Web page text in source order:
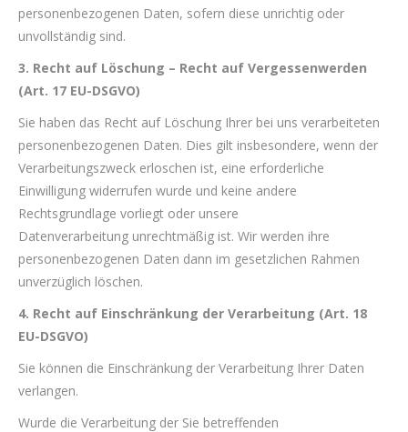
personenbezogenen Daten, sofern diese unrichtig oder
unvollständig sind.
3. Recht auf Löschung – Recht auf Vergessenwerden
(Art. 17 EU-DSGVO)
Sie haben das Recht auf Löschung Ihrer bei uns verarbeiteten
personenbezogenen Daten. Dies gilt insbesondere, wenn der
Verarbeitungszweck erloschen ist, eine erforderliche
Einwilligung widerrufen wurde und keine andere
Rechtsgrundlage vorliegt oder unsere
Datenverarbeitung unrechtmäßig ist. Wir werden ihre
personenbezogenen Daten dann im gesetzlichen Rahmen
unverzüglich löschen.
4. Recht auf Einschränkung der Verarbeitung (Art. 18
EU-DSGVO)
Sie können die Einschränkung der Verarbeitung Ihrer Daten
verlangen.
Wurde die Verarbeitung der Sie betreffenden